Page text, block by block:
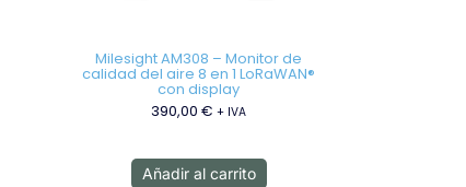
Milesight AM308 – Monitor de
calidad del aire 8 en 1 LoRaWAN®
con display
390,00€ + IVA
Añadir al carrito